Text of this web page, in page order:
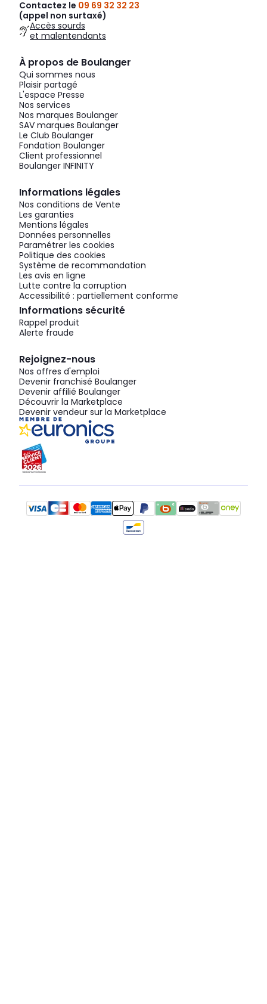
Contactez le 09 69 32 32 23
(appel non surtaxé)
Accès sourds
et malentendants
À propos de Boulanger
Qui sommes nous
Plaisir partagé
L'espace Presse
Nos services
Nos marques Boulanger
SAV marques Boulanger
Le Club Boulanger
Fondation Boulanger
Client professionnel
Boulanger INFINITY
Informations légales
Nos conditions de Vente
Les garanties
Mentions légales
Données personnelles
Paramétrer les cookies
Politique des cookies
Système de recommandation
Les avis en ligne
Lutte contre la corruption
Accessibilité : partiellement conforme
Informations sécurité
Rappel produit
Alerte fraude
Rejoignez-nous
Nos offres d'emploi
Devenir franchisé Boulanger
Devenir affilié Boulanger
Découvrir la Marketplace
Devenir vendeur sur la Marketplace